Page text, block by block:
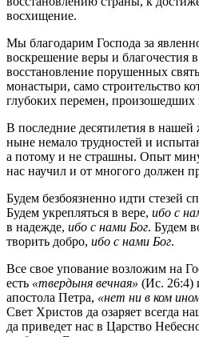
восхищение.
Мы благодарим Господа за
воскрешение веры и благочестия
восстановление порушенных
монастыри, само строительство
глубоких перемен, произошедших
В последние десятилетия в нашей
ныне немало трудностей и
а потому и не страшны. Опыт
нас научил и от многого должен
Будем безбоязненно идти стезей
Будем укрепляться в вере, ибо с
в надежде, ибо с нами Бог. Будем
творить добро, ибо с нами Бог.
Все свое упование возложим на
есть «твердыня вечная» (Ис. 26:4)
апостола Петра, «нет ни в ком
Свет Христов да озаряет всегда
да приведет нас в Царство